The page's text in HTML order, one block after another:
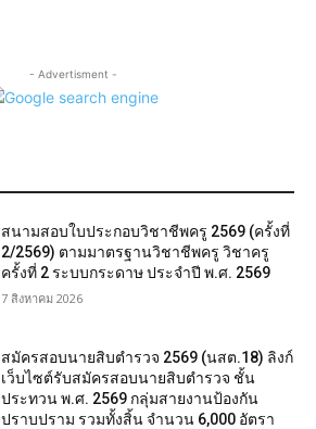
- Advertisment -
สนามสอบใบประกอบวิชาชีพครู 2569 (ครั้งที่
2/2569) ตามมาตรฐานวิชาชีพครู วิชาครู
ครั้งที่ 2 ระบบกระดาษ ประจำปี พ.ศ. 2569
7 สิงหาคม 2026
สมัครสอบนายสิบตำรวจ 2569 (นสต.18) ลิงก์
เว็บไซต์รับสมัครสอบนายสิบตำรวจ ชั้น
ประทวน พ.ศ. 2569 กลุ่มสายงานป้องกัน
ปราบปราม รวมทั้งสิ้น จำนวน 6,000 อัตรา